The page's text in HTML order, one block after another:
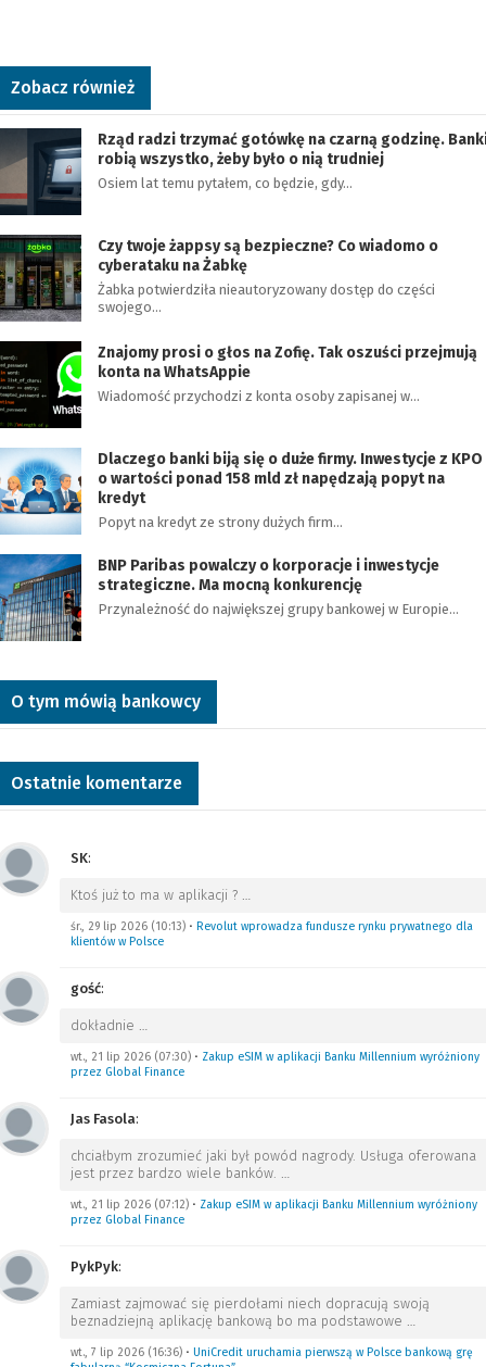
Zobacz również
Rząd radzi trzymać gotówkę na czarną godzinę.
robią wszystko, żeby było o nią trudniej
Osiem lat temu pytałem, co będzie, gdy…
Czy twoje żappsy są bezpieczne? Co wiadomo o
cyberataku na Żabkę
Żabka potwierdziła nieautoryzowany dostęp do części
swojego…
Znajomy prosi o głos na Zofię. Tak oszuści przejmują
konta na WhatsAppie
Wiadomość przychodzi z konta osoby zapisanej w…
Dlaczego banki biją się o duże firmy. Inwestycje z KPO
o wartości ponad 158 mld zł napędzają popyt na
kredyt
Popyt na kredyt ze strony dużych firm…
BNP Paribas powalczy o korporacje i inwestycje
strategiczne. Ma mocną konkurencję
Przynależność do największej grupy bankowej w Europie…
O tym mówią bankowcy
Ostatnie komentarze
SK:
Ktoś już to ma w aplikacji ? …
śr., 29 lip 2026 (10:13) • Revolut wprowadza fundusze rynku prywatnego dla
klientów w Polsce
gość:
dokładnie …
wt., 21 lip 2026 (07:30) • Zakup eSIM w aplikacji Banku Millennium wyróżniony
przez Global Finance
Jas Fasola:
chciałbym zrozumieć jaki był powód nagrody. Usługa oferowana
jest przez bardzo wiele banków. …
wt., 21 lip 2026 (07:12) • Zakup eSIM w aplikacji Banku Millennium wyróżniony
przez Global Finance
PykPyk:
Zamiast zajmować się pierdołami niech dopracują swoją
beznadziejną aplikację bankową bo ma podstawowe …
wt., 7 lip 2026 (16:36) • UniCredit uruchamia pierwszą w Polsce bankową grę